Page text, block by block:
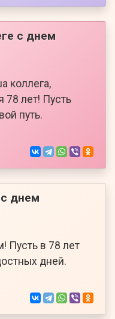
с днем
коллега,
78 лет! Пусть
путь.
днем
Пусть в 78 лет
дней.